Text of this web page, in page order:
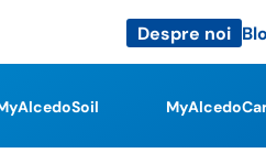
Despre noi